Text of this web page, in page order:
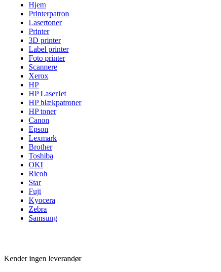
Hjem
Printerpatron
Lasertoner
Printer
3D printer
Label printer
Foto printer
Scannere
Xerox
HP
HP LaserJet
HP blækpatroner
HP toner
Canon
Epson
Lexmark
Brother
Toshiba
OKI
Ricoh
Star
Fuji
Kyocera
Zebra
Samsung
Kender ingen leverandør